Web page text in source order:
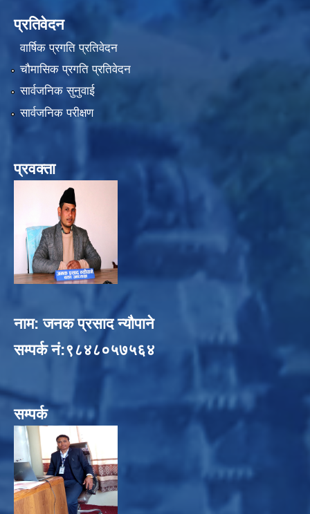
प्रतिवेदन
वार्षिक प्रगति प्रतिवेदन
चौमासिक प्रगति प्रतिवेदन
सार्वजनिक सुनुवाई
सार्वजनिक परीक्षण
प्रवक्ता
नाम: जनक प्रसाद न्यौपाने
सम्पर्क नं:९८४८०५७५६४
सम्पर्क